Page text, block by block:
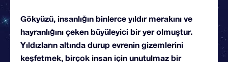
Gökyüzü, insanlığın binlerce yıldır merakını ve
hayranlığını çeken büyüleyici bir yer olmuştur.
Yıldızların altında durup evrenin gizemlerini
keşfetmek, birçok insan için unutulmaz bir